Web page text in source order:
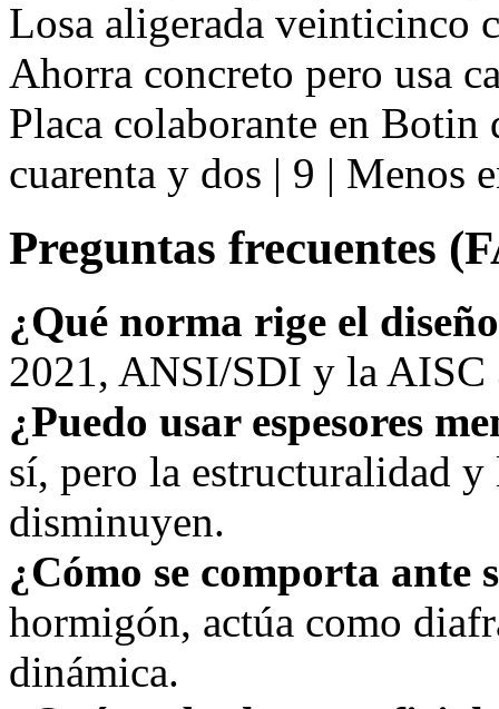
Losa aligerada veinticinco
Ahorra concreto pero usa
Placa colaborante en Botin
cuarenta y dos | 9 | Menos
Preguntas frecuentes
¿Qué norma rige el
2021, ANSI/SDI y la AISC
¿Puedo usar espesores
sí, pero la estructuralidad
disminuyen.
¿Cómo se comporta ante
hormigón, actúa como
dinámica.